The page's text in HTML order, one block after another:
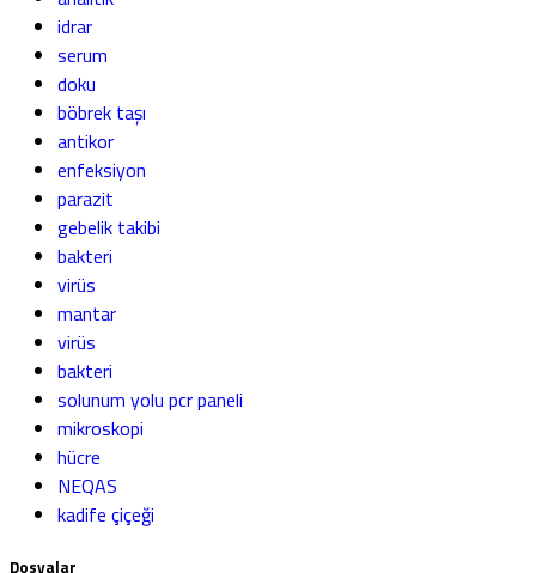
idrar
serum
doku
böbrek taşı
antikor
enfeksiyon
parazit
gebelik takibi
bakteri
virüs
mantar
virüs
bakteri
solunum yolu pcr paneli
mikroskopi
hücre
NEQAS
kadife çiçeği
Dosyalar